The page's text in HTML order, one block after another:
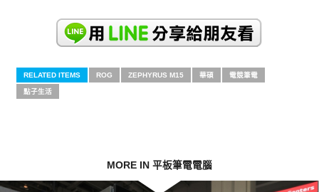
RELATED ITEMS ROG ZEPHYRUS M15 華碩 電競筆電
點子生活
MORE IN 平板筆電電腦